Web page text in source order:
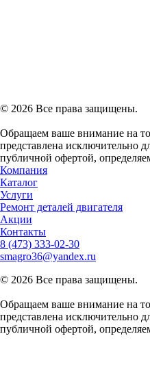
© 2026 Все права защищены.
Обращаем ваше внимание на
представлена исключительно
публичной офертой,
Компания
Каталог
Услуги
Ремонт деталей двигателя
Акции
Контакты
8 (473) 333-02-30
smagro36@yandex.ru
© 2026 Все права защищены.
Обращаем ваше внимание на
представлена исключительно
публичной офертой,